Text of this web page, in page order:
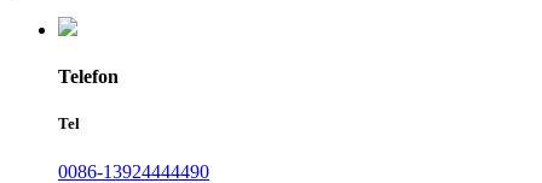
Telefon
Tel
0086-13924444490